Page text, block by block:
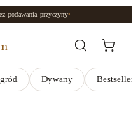
podawania przyczyny•
Dywany Bestsellery